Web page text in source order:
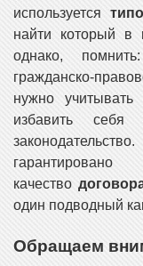
используется
найти который в
однако,
гражданско-
нужно
избавить себя
качество
один подводный
Обращаем